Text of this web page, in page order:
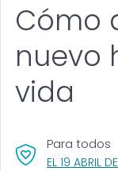
EL 19 ABRIL
Para todos
Cómo
nuevo
vida